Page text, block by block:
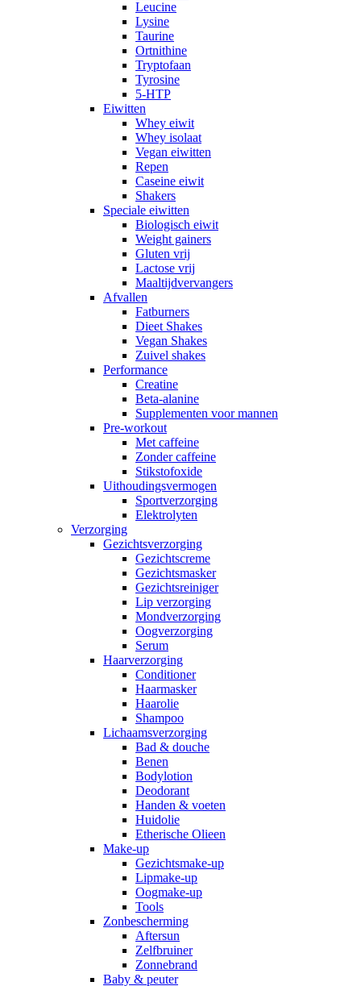
Leucine
Lysine
Taurine
Ortnithine
Tryptofaan
Tyrosine
5-HTP
Eiwitten
Whey eiwit
Whey isolaat
Vegan eiwitten
Repen
Caseine eiwit
Shakers
Speciale eiwitten
Biologisch eiwit
Weight gainers
Gluten vrij
Lactose vrij
Maaltijdvervangers
Afvallen
Fatburners
Dieet Shakes
Vegan Shakes
Zuivel shakes
Performance
Creatine
Beta-alanine
Supplementen voor mannen
Pre-workout
Met caffeine
Zonder caffeine
Stikstofoxide
Uithoudingsvermogen
Sportverzorging
Elektrolyten
Verzorging
Gezichtsverzorging
Gezichtscreme
Gezichtsmasker
Gezichtsreiniger
Lip verzorging
Mondverzorging
Oogverzorging
Serum
Haarverzorging
Conditioner
Haarmasker
Haarolie
Shampoo
Lichaamsverzorging
Bad & douche
Benen
Bodylotion
Deodorant
Handen & voeten
Huidolie
Etherische Olieen
Make-up
Gezichtsmake-up
Lipmake-up
Oogmake-up
Tools
Zonbescherming
Aftersun
Zelfbruiner
Zonnebrand
Baby & peuter